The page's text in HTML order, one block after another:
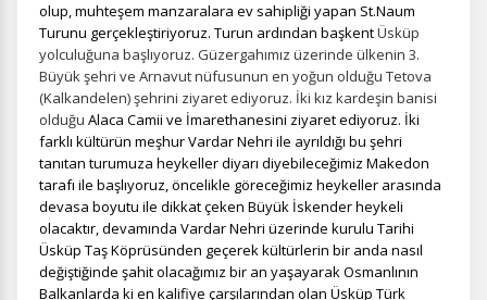
olup, muhteşem manzaralara ev sahipliği yapan St.Naum
Turunu gerçekleştiriyoruz. Turun ardından başkentÜsküp
yolculuğuna başlıyoruz. Güzergahımız üzerinde ülkenin 3.
Büyük şehri ve Arnavut nüfusunun en yoğun olduğu Tetova
(Kalkandelen) şehrini ziyaret ediyoruz. İki kız kardeşin banisi
olduğu Alaca Camii ve İmarethanesini ziyaret ediyoruz. İki
farklı kültürün meşhur Vardar Nehri ile ayrıldığı bu şehri
tanıtan turumuza heykeller diyarı diyebileceğimiz Makedon
tarafı ile başlıyoruz, öncelikle göreceğimiz heykeller arasında
devasa boyutu ile dikkat çeken Büyük İskender heykeli
olacaktır, devamında Vardar Nehri üzerinde kurulu Tarihi
Üsküp Taş Köprüsünden geçerek kültürlerin bir anda nasıl
değiştiğinde şahit olacağımız bir an yaşayarak Osmanlının
Balkanlarda ki en kalifiye çarşılarından olan Üsküp Türk